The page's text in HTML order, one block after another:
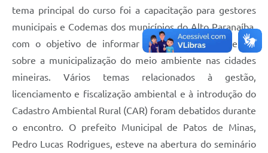
tema principal do curso foi a capacitação para gestores
municipais e Codemas dos municípios do Alto Paranaíba,
com o objetivo de informar e capacitar os presentes
sobre a municipalização do meio ambiente nas cidades
mineiras. Vários temas relacionados à gestão,
licenciamento e fiscalização ambiental e à introdução do
Cadastro Ambiental Rural (CAR) foram debatidos durante
o encontro. O prefeito Municipal de Patos de Minas,
Pedro Lucas Rodrigues, esteve na abertura do seminário